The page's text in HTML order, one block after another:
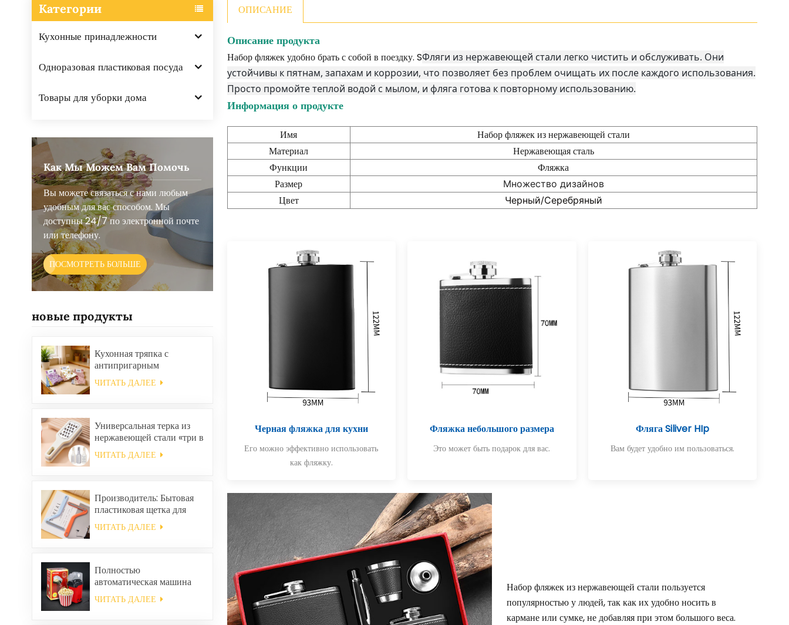
Категории
Кухонные принадлежности
Одноразовая пластиковая посуда
Товары для уборки дома
Как Мы Можем Вам Помочь
Вы можете связаться с нами любым
удобным для вас способом. Мы
доступны 24/7 по электронной почте
или телефону.
ПОСМОТРЕТЬ БОЛЬШЕ
новые продукты
Кухонная тряпка с
антипригарным
покрытием и маслом,
легко моется, утолщенная,
многоразовая,
экологичная.
ЧИТАТЬ ДАЛЕЕ
Универсальная терка из
нержавеющей стали «три в
одном».
ЧИТАТЬ ДАЛЕЕ
Производитель: Бытовая
пластиковая щетка для
уборки одежды, средство
для удаления статического
ЧИТАТЬ ДАЛЕЕ
Полностью
автоматическая машина
для приготовления
попкорна, портативная
ЧИТАТЬ ДАЛЕЕ
ОПИСАНИЕ
Описание продукта
Набор фляжек удобно брать с собой в поездку. SФляги из нержавеющей стали легко чистить и обслуживать. Они
устойчивы к пятнам, запахам и коррозии, что позволяет без проблем очищать их после каждого использования.
Просто промойте теплой водой с мылом, и фляга готова к повторному использованию.
Информация о продукте
Имя
Набор фляжек из нержавеющей стали
Материал
Нержавеющая сталь
Функции
Фляжка
Размер
Множество дизайнов
Цвет Черный/Серебряный
Черная фляжка для кухни
Его можно эффективно использовать
как фляжку.
Фляжка небольшого размера
Это может быть подарок для вас.
Фляга Siliver HIp
Вам будет удобно им пользоваться.
Набор фляжек из нержавеющей стали пользуется
популярностью у людей, так как их удобно носить в
кармане или сумке, не добавляя при этом большого веса.